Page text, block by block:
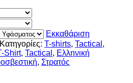
Εκκαθάριση
Κατηγορίες: T-shirts, Tactical ,
Shirt, Tactical , Ελληνική
, Στρατός